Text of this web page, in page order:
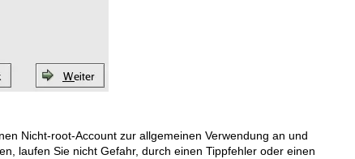
Nicht-root-Account zur allgemeinen Verwendung an und
laufen Sie nicht Gefahr, durch einen Tippfehler oder einen